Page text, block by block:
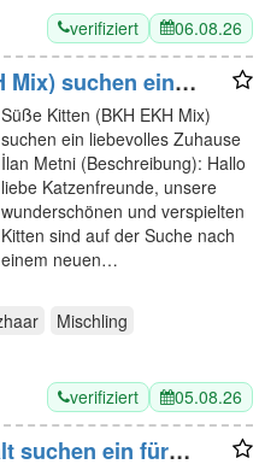
verifiziert 06.08.26
Süße Kitten (BKH EKH Mix)
suchen ein liebevolles Zuhause
İlan Metni (Beschreibung): Hallo
liebe Katzenfreunde, unsere
wunderschönen und verspielten
Kitten sind auf der Suche nach
einem neuen…
Mischling
verifiziert 05.08.26
suchen ein für